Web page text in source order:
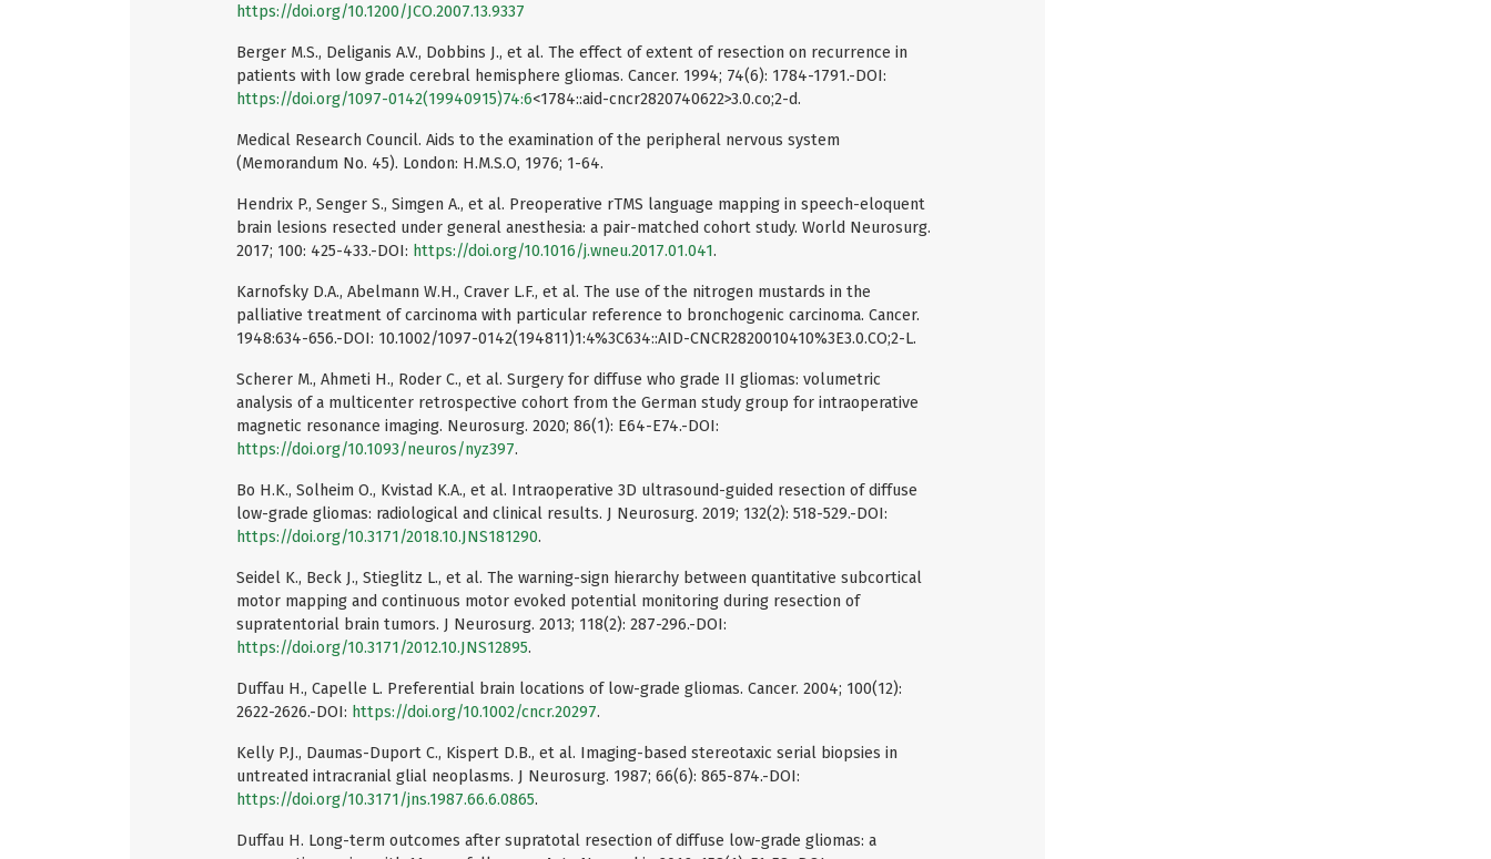
https://doi.org/10.1200/JCO.2007.13.9337
Berger M.S., Deliganis A.V., Dobbins J., et al. The effect of extent of resection on recurrence in
patients with low grade cerebral hemisphere gliomas. Cancer. 1994; 74(6): 1784-1791.-DOI:
https://doi.org/1097-0142(19940915)74:6<1784::aid-cncr2820740622>3.0.co;2-d.
Medical Research Council. Aids to the examination of the peripheral nervous system
(Memorandum No. 45). London: H.M.S.O, 1976; 1-64.
Hendrix P., Senger S., Simgen A., et al. Preoperative rTMS language mapping in speech-eloquent
brain lesions resected under general anesthesia: a pair-matched cohort study. World Neurosurg.
2017; 100: 425-433.-DOI: https://doi.org/10.1016/j.wneu.2017.01.041.
Karnofsky D.A., Abelmann W.H., Craver L.F., et al. The use of the nitrogen mustards in the
palliative treatment of carcinoma with particular reference to bronchogenic carcinoma. Cancer.
1948:634-656.-DOI: 10.1002/1097-0142(194811)1:4%3C634::AID-CNCR2820010410%3E3.0.CO;2-L.
Scherer M., Ahmeti H., Roder C., et al. Surgery for diffuse who grade II gliomas: volumetric
analysis of a multicenter retrospective cohort from the German study group for intraoperative
magnetic resonance imaging. Neurosurg. 2020; 86(1): E64-E74.-DOI:
https://doi.org/10.1093/neuros/nyz397.
Bo H.K., Solheim O., Kvistad K.A., et al. Intraoperative 3D ultrasound-guided resection of diffuse
low-grade gliomas: radiological and clinical results. J Neurosurg. 2019; 132(2): 518-529.-DOI:
https://doi.org/10.3171/2018.10.JNS181290.
Seidel K., Beck J., Stieglitz L., et al. The warning-sign hierarchy between quantitative subcortical
motor mapping and continuous motor evoked potential monitoring during resection of
supratentorial brain tumors. J Neurosurg. 2013; 118(2): 287-296.-DOI:
https://doi.org/10.3171/2012.10.JNS12895.
Duffau H., Capelle L. Preferential brain locations of low-grade gliomas. Cancer. 2004; 100(12):
2622-2626.-DOI: https://doi.org/10.1002/cncr.20297.
Kelly P.J., Daumas-Duport C., Kispert D.B., et al. Imaging-based stereotaxic serial biopsies in
untreated intracranial glial neoplasms. J Neurosurg. 1987; 66(6): 865-874.-DOI:
https://doi.org/10.3171/jns.1987.66.6.0865.
Duffau H. Long-term outcomes after supratotal resection of diffuse low-grade gliomas: a